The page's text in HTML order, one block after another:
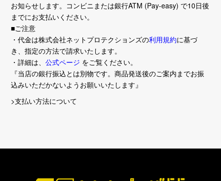
お知らせします。コンビニまたは銀行ATM (Pay-easy) で10日後
までにお支払いください。
■ご注意
・代金は株式会社ネットプロテクションズの利用規約に基づ
き、指定の方法で請求いたします。
・詳細は、公式ページ をご覧ください。
『当店の銀行振込とは別物です。商品発送後のご案内までお振
込みいただかないようお願いいたします』
>支払い方法について